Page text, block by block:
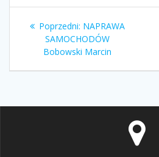
Nawigacja
wpisu
Poprzedni: Poprzedni
wpis:
NAPRAWA
SAMOCHODÓW
Bobowski Marcin